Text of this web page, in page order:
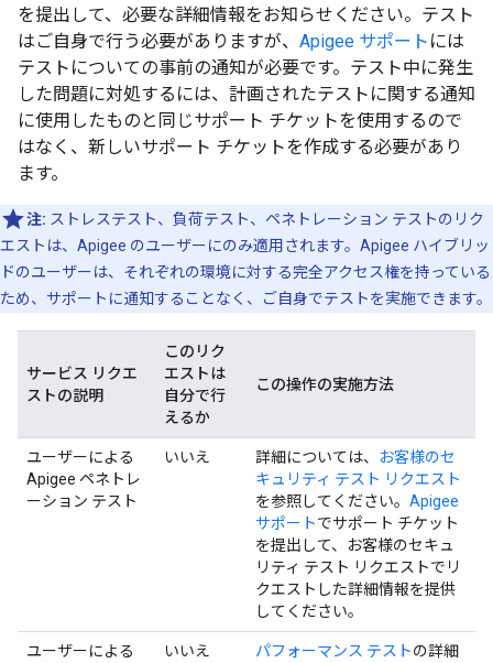
を提出して、必要な詳細情報をお知らせください。テスト
はご自身で行う必要がありますが、 Apigee サポート には
テストについての事前の通知が必要です。テスト中に発生
した問題に対処するには、計画されたテストに関する通知
に使用したものと同じサポート チケットを使用するので
はなく、新しいサポート チケットを作成する必要があり
ます。
注: ストレステスト、負荷テスト、ペネトレーション テストのリク
エストは、Apigee のユーザーにのみ適用されます。Apigee ハイブリッ
ドのユーザーは、それぞれの環境に対する完全アクセス権を持っている
ため、サポートに通知することなく、ご自身でテストを実施できます。
サービス リクエ
ストの説明
このリク
エストは
自分で行
えるか
この操作の実施方法
ユーザーによる
Apigee ペネトレ
ーション テスト
いいえ 詳細については、
お客様のセ
キュリティ テスト リクエスト
を参照してください。 Apigee
サポートでサポート チケット
を提出して、お客様のセキュ
リティ テスト リクエストでリ
クエストした詳細情報を提供
してください。
ユーザーによる
いいえ パフォーマンス テストの詳細